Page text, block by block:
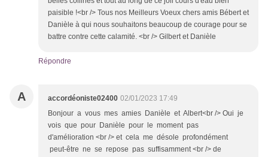
paisible !<br /> Tous nos Meilleurs Voeux chers amis Bébert et
Danièle à qui nous souhaitons beaucoup de courage pour se
battre contre cette calamité. <br /> Gilbert et Danièle
Répondre
A accordéoniste02400 02/01/2023 17:49
Bonjour a vous mes amies Danièle et Albert<br /> Oui je
vois que pour Danièle pour le moment pas
d'amélioration <br /> et cela me désole profondément
peut-être ne se repose pas suffisamment <br /> de